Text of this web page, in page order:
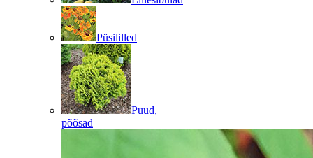
Püsililled
Puud,
põõsad